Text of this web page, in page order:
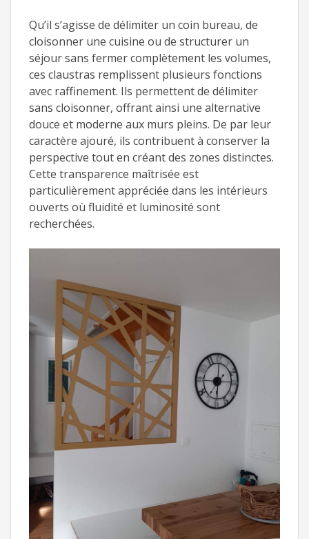
Qu’il s’agisse de délimiter un coin bureau, de
cloisonner une cuisine ou de structurer un
séjour sans fermer complètement les volumes,
ces claustras remplissent plusieurs fonctions
avec raffinement. Ils permettent de délimiter
sans cloisonner, offrant ainsi une alternative
douce et moderne aux murs pleins. De par leur
caractère ajouré, ils contribuent à conserver la
perspective tout en créant des zones distinctes.
Cette transparence maîtrisée est
particulièrement appréciée dans les intérieurs
ouverts où fluidité et luminosité sont
recherchées.